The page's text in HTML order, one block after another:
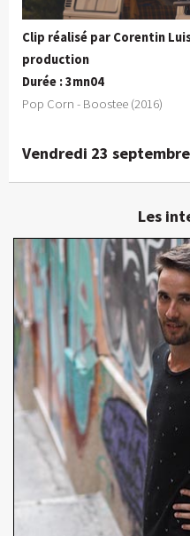
Clip réalisé par Corentin
production
Durée : 3mn04
Pop Corn - Boostee (2016)
Vendredi 23
Les
Corentin Luis
Réalisateur
En